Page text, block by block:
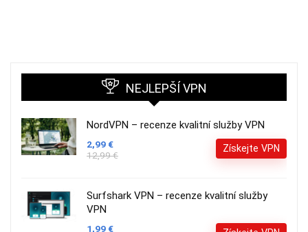
NEJLEPŠÍ VPN
NordVPN – recenze kvalitní služby VPN
2,99 €
12,99 €
Získejte VPN
Surfshark VPN – recenze kvalitní služby
VPN
1,99 €